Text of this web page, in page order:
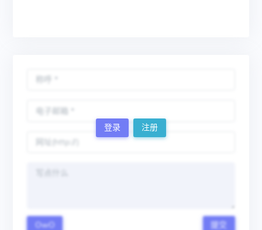
登录 注册
OwO 提交